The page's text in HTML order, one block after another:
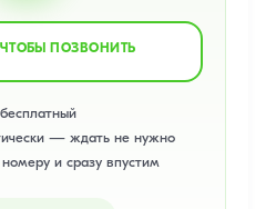
ПОЗВОНИТЬ
— ждать не нужно
и сразу впустим